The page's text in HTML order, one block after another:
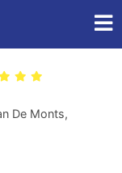
De Monts,